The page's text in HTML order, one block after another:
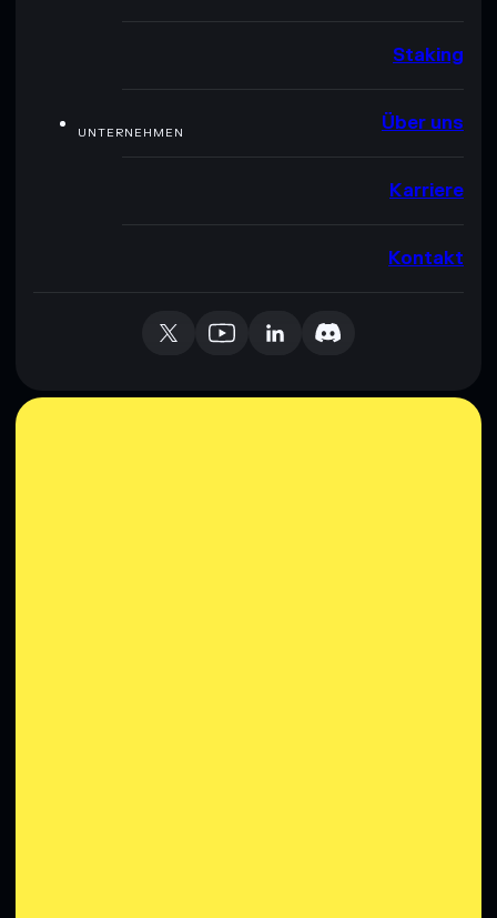
Staking
UNTERNEHMEN Über uns
Karriere
Kontakt